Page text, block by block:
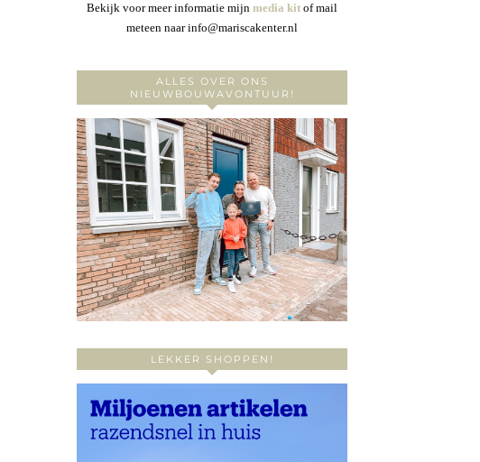
Bekijk voor meer informatie mijn media kit of mail
meteen naar info@mariscakenter.nl
ALLES OVER ONS
NIEUWBOUWAVONTUUR!
LEKKER SHOPPEN!